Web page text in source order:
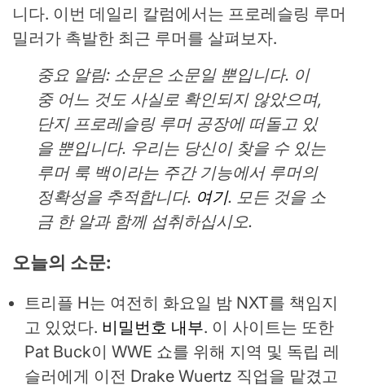
니다. 이번 데일리 칼럼에서는 프로레슬링 루머
밀러가 촉발한 최근 루머를 살펴보자.
중요 알림: 소문은 소문일 뿐입니다. 이
중 어느 것도 사실로 확인되지 않았으며,
단지 프로레슬링 루머 공장에 떠돌고 있
을 뿐입니다. 우리는 당신이 찾을 수 있는
루머 룩 백이라는 주간 기능에서 루머의
정확성을 추적합니다. 여기. 모든 것을 소
금 한 알과 함께 섭취하십시오.
오늘의 소문:
트리플 H는 여전히 화요일 밤 NXT를 책임지
고 있었다. 비밀번호 내부. 이 사이트는 또한
Pat Buck이 WWE 쇼를 위해 지역 및 독립 레
슬러에게 이전 Drake Wuertz 직업을 맡겼고